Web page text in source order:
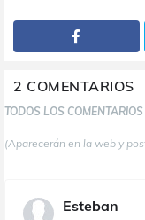
2 COMENTARIOS
TODOS LOS
(Aparecerán en la web y
Esteban